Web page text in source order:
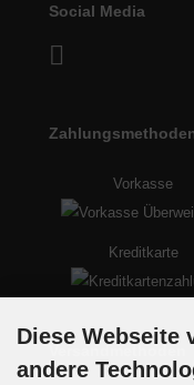
Social Media
Vorkasse
Kreditkarte
Diese Webseite
andere